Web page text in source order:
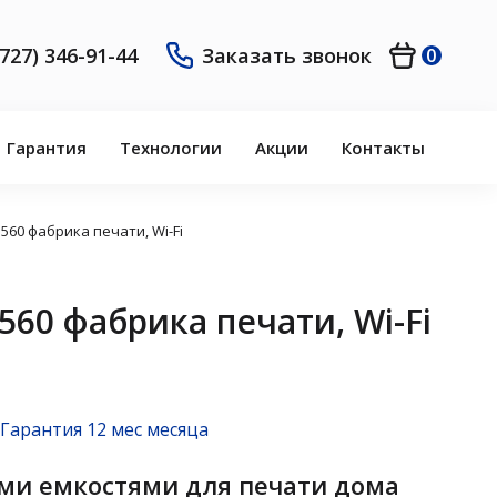
346-91-44 Заказать звонок 0
Гарантия Технологии Акции Контакты
фабрика печати, Wi-Fi
фабрика печати, Wi-Fi
Гарантия 12 мес месяца
емкостями для печати дома